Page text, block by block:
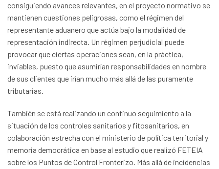
consiguiendo avances relevantes, en el proyecto normativo se
mantienen cuestiones peligrosas, como el régimen del
representante aduanero que actúa bajo la modalidad de
representación indirecta. Un régimen perjudicial puede
provocar que ciertas operaciones sean, en la práctica,
inviables, puesto que asumirían responsabilidades en nombre
de sus clientes que irían mucho más allá de las puramente
tributarias.
También se está realizando un continuo seguimiento a la
situación de los controles sanitarios y fitosanitarios, en
colaboración estrecha con el ministerio de política territorial y
memoria democrática en base al estudio que realizó FETEIA
sobre los Puntos de Control Fronterizo. Más allá de incidencias